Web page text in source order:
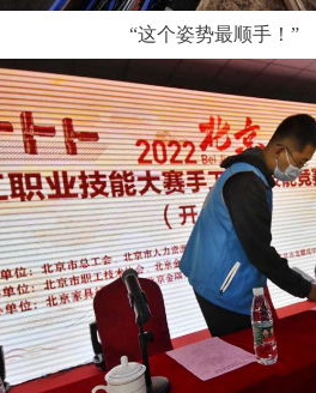
“这个姿势最顺手！”